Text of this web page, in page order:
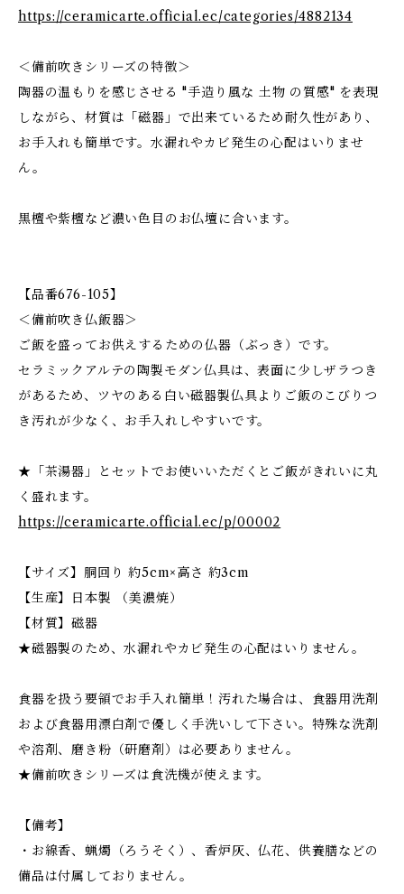
https://ceramicarte.official.ec/categories/4882134
＜備前吹きシリーズの特徴＞
陶器の温もりを感じさせる "手造り風な 土物 の質感" を表現
しながら、材質は「磁器」で出来ているため耐久性があり、
お手入れも簡単です。水漏れやカビ発生の心配はいりませ
ん。
黒檀や紫檀など濃い色目のお仏壇に合います。
【品番676-105】
＜備前吹き仏飯器＞
ご飯を盛ってお供えするための仏器（ぶっき）です。
セラミックアルテの陶製モダン仏具は、表面に少しザラつき
があるため、ツヤのある白い磁器製仏具よりご飯のこびりつ
き汚れが少なく、お手入れしやすいです。
★「茶湯器」とセットでお使いいただくとご飯がきれいに丸
く盛れます。
https://ceramicarte.official.ec/p/00002
【サイズ】胴回り 約5cm×高さ 約3cm
【生産】日本製 （美濃焼）
【材質】磁器
★磁器製のため、水漏れやカビ発生の心配はいりません。
食器を扱う要領でお手入れ簡単！汚れた場合は、食器用洗剤
および食器用漂白剤で優しく手洗いして下さい。特殊な洗剤
や溶剤、磨き粉（研磨剤）は必要ありません。
★備前吹きシリーズは食洗機が使えます。
【備考】
・お線香、蝋燭（ろうそく）、香炉灰、仏花、供養膳などの
備品は付属しておりません。